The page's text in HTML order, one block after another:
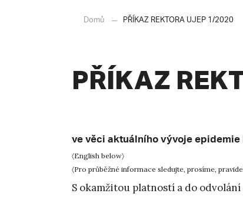
Domů PŘÍKAZ REKTORA UJEP 1/2020
PŘÍKAZ
ve věci aktuálního vývoje
〈English below〉
〈Pro průběžné informace sledujte, prosíme,
S okamžitou platností a do